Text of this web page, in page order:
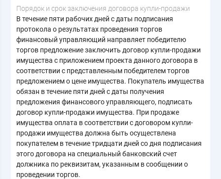
Порядок и срок заключения договора купли-продажи
В течение пяти рабочих дней с даты подписания
протокола о результатах проведения торгов
финансовый управляющий направляет победителю
торгов предложение заключить договор купли-продажи
имущества с приложением проекта данного договора в
соответствии с представленным победителем торгов
предложением о цене имущества. Покупатель имущества
обязан в течение пяти дней с даты получения
предложения финансового управляющего, подписать
договор купли-продажи имущества. При продаже
имущества оплата в соответствии с договором купли-
продажи имущества должна быть осуществлена
покупателем в течение тридцати дней со дня подписания
этого договора на специальный банковский счет
должника по реквизитам, указанным в сообщении о
проведении торгов.